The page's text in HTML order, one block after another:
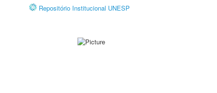
Repositório Institucional UNESP